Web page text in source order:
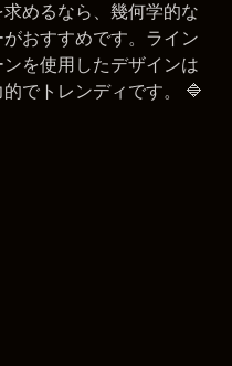
めるなら、幾何学的な
おすすめです。ライン
を使用したデザインは
でトレンディです。 🔷